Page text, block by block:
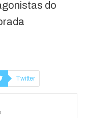
do
Twitter